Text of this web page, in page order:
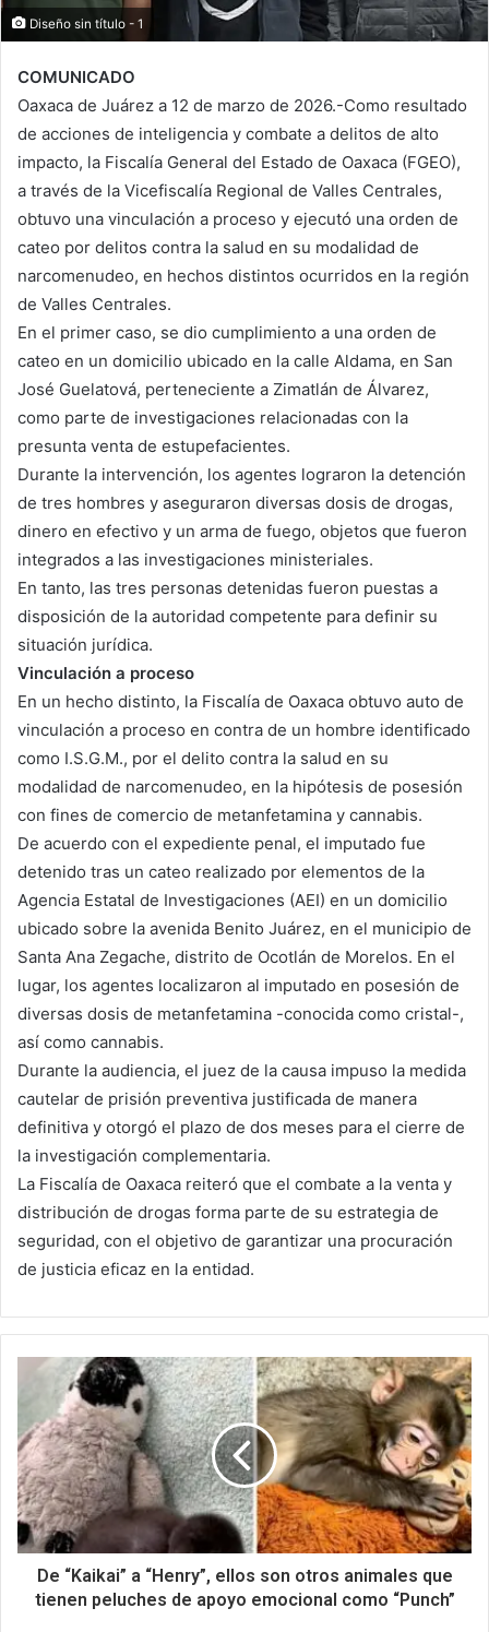
Diseño sin título - 1
COMUNICADO
Oaxaca de Juárez a 12 de marzo de 2026.-Como resultado
de acciones de inteligencia y combate a delitos de alto
impacto, la Fiscalía General del Estado de Oaxaca (FGEO),
a través de la Vicefiscalía Regional de Valles Centrales,
obtuvo una vinculación a proceso y ejecutó una orden de
cateo por delitos contra la salud en su modalidad de
narcomenudeo, en hechos distintos ocurridos en la región
de Valles Centrales.
En el primer caso, se dio cumplimiento a una orden de
cateo en un domicilio ubicado en la calle Aldama, en San
José Guelatová, perteneciente a Zimatlán de Álvarez,
como parte de investigaciones relacionadas con la
presunta venta de estupefacientes.
Durante la intervención, los agentes lograron la detención
de tres hombres y aseguraron diversas dosis de drogas,
dinero en efectivo y un arma de fuego, objetos que fueron
integrados a las investigaciones ministeriales.
En tanto, las tres personas detenidas fueron puestas a
disposición de la autoridad competente para definir su
situación jurídica.
Vinculación a proceso
En un hecho distinto, la Fiscalía de Oaxaca obtuvo auto de
vinculación a proceso en contra de un hombre identificado
como I.S.G.M., por el delito contra la salud en su
modalidad de narcomenudeo, en la hipótesis de posesión
con fines de comercio de metanfetamina y cannabis.
De acuerdo con el expediente penal, el imputado fue
detenido tras un cateo realizado por elementos de la
Agencia Estatal de Investigaciones (AEI) en un domicilio
ubicado sobre la avenida Benito Juárez, en el municipio de
Santa Ana Zegache, distrito de Ocotlán de Morelos. En el
lugar, los agentes localizaron al imputado en posesión de
diversas dosis de metanfetamina -conocida como cristal-,
así como cannabis.
Durante la audiencia, el juez de la causa impuso la medida
cautelar de prisión preventiva justificada de manera
definitiva y otorgó el plazo de dos meses para el cierre de
la investigación complementaria.
La Fiscalía de Oaxaca reiteró que el combate a la venta y
distribución de drogas forma parte de su estrategia de
seguridad, con el objetivo de garantizar una procuración
de justicia eficaz en la entidad.
De “Kaikai” a “Henry”, ellos son otros animales que
tienen peluches de apoyo emocional como “Punch”